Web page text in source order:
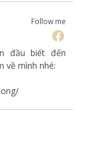
Follow me
đầu biết đến
về mình nhé: